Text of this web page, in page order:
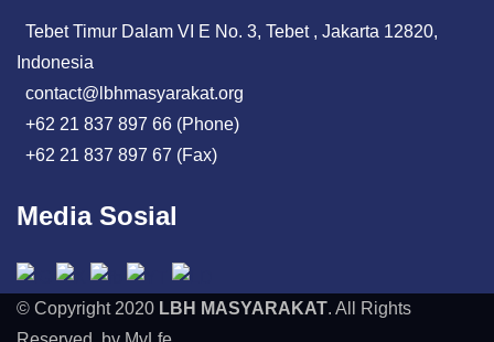
Tebet Timur Dalam VI E No. 3, Tebet , Jakarta 12820,
Indonesia
contact@lbhmasyarakat.org
+62 21 837 897 66 (Phone)
+62 21 837 897 67 (Fax)
Media Sosial
© Copyright 2020 LBH MASYARAKAT. All Rights